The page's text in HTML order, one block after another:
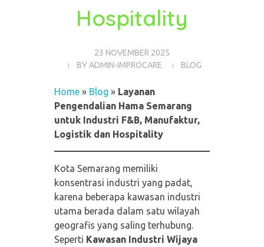
Hospitality
23 NOVEMBER 2025
BY ADMIN-IMPROCARE BLOG
Home» Blog » Layanan
Pengendalian Hama Semarang
untuk Industri F&B, Manufaktur,
Logistik dan Hospitality
Kota Semarang memiliki
konsentrasi industri yang padat,
karena beberapa kawasan industri
utama berada dalam satu wilayah
geografis yang saling terhubung.
Seperti Kawasan Industri Wijaya